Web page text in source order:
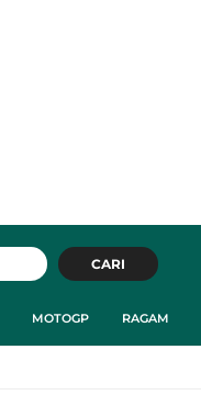
CARI
MOTOGP RAGAM